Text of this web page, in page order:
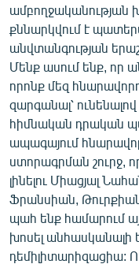
ամբողջականության
քննարկվում է
անվտանգության
Մենք ասում ենք, որ
որոնք մեզ
զարգանալ՝
հիմնական դրական
ապագայում
ստորագրման շուրջ,
լինելու Միացյալ
Ֆրանսիան,
պահ ենք համարում
խոսել անհասկանալի
դեմիլիտարիզացիա: